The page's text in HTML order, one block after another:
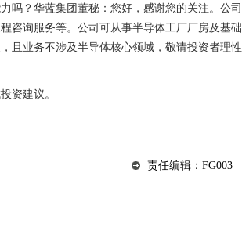
吗？华蓝集团董秘：您好，感谢您的关注。公司
咨询服务等。公司可从事半导体工厂厂房及基础
且业务不涉及半导体核心领域，敬请投资者理性
资建议。
责任编辑：FG003